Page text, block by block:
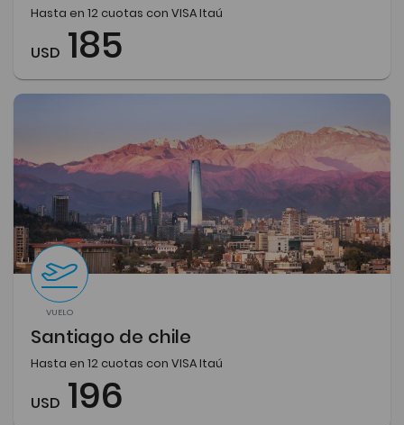
Hasta en 12 cuotas con VISA Itaú
USD 185
VUELO
Santiago de chile
Hasta en 12 cuotas con VISA Itaú
USD 196